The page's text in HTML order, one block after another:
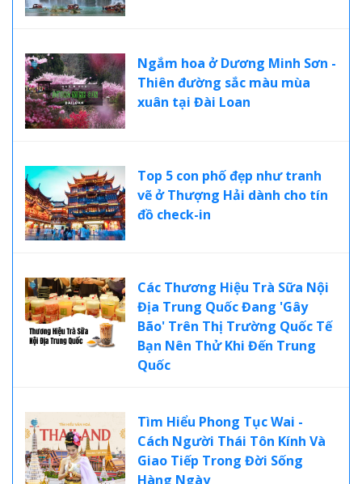
Ngắm hoa ở Dương Minh Sơn -
Thiên đường sắc màu mùa
xuân tại Đài Loan
Top 5 con phố đẹp như tranh
vẽ ở Thượng Hải dành cho tín
đồ check-in
Các Thương Hiệu Trà Sữa Nội
Địa Trung Quốc Đang 'Gây
Bão' Trên Thị Trường Quốc Tế
Bạn Nên Thử Khi Đến Trung
Quốc
Tìm Hiểu Phong Tục Wai -
Cách Người Thái Tôn Kính Và
Giao Tiếp Trong Đời Sống
Hàng Ngày